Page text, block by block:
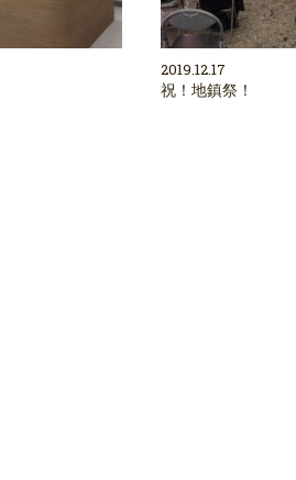
2019.12.17
祝！地鎮祭！